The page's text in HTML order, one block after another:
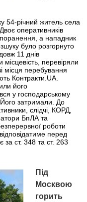
54-річний житель села
Двоє оперативників
а нападник
було розгорнуто
11 днів
перевіряли
місця перебування
Контракти.UA.
його
у господарському
Його затримали. До
слідчі, КОРД,
БпЛА та
роботи
перед
за ст. 348 та ст. 263
Під
Москвою
горить